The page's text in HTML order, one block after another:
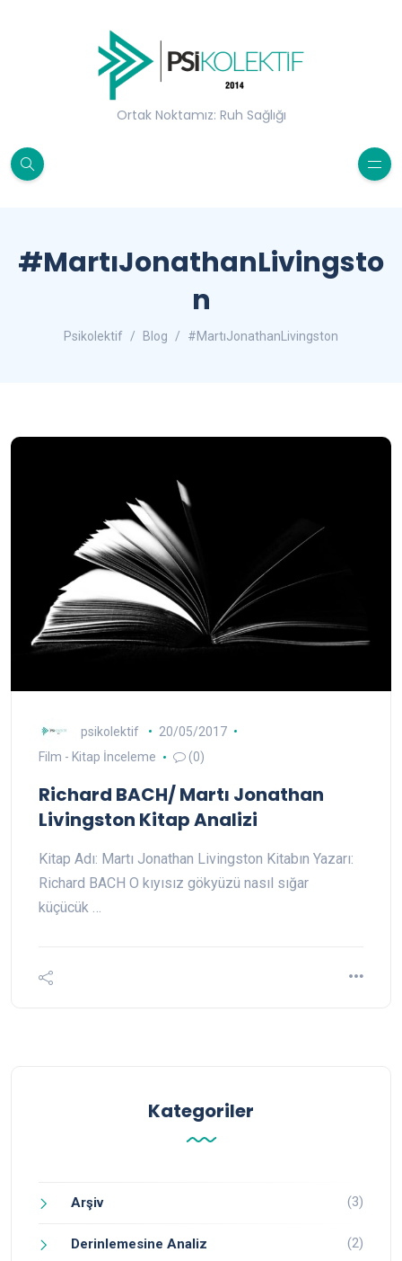
Ortak Noktamız: Ruh Sağlığı
#MartıJonathanLivingsto
n
Psikolektif Blog #MartıJonathanLivingston
psikolektif
20/05/2017
Film - Kitap İnceleme
(0)
Richard BACH/ Martı Jonathan
Livingston Kitap Analizi
Kitap Adı: Martı Jonathan Livingston Kitabın Yazarı:
Richard BACH O kıyısız gökyüzü nasıl sığar
küçücük …
Kategoriler
Arşiv (3)
Derinlemesine Analiz (2)